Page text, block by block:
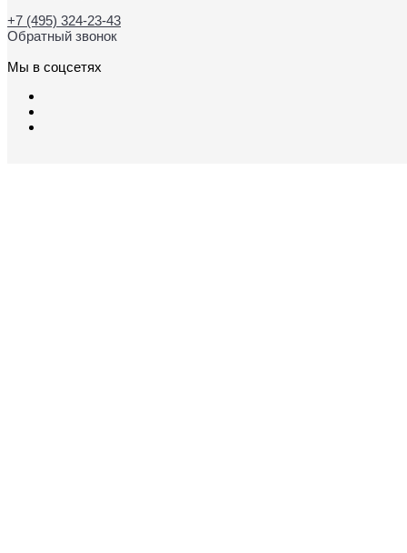
+7 (495) 324-23-43
Обратный звонок
Мы в соцсетях